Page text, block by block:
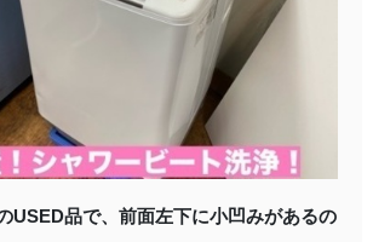
USED品で、前面左下に小凹みがあるの